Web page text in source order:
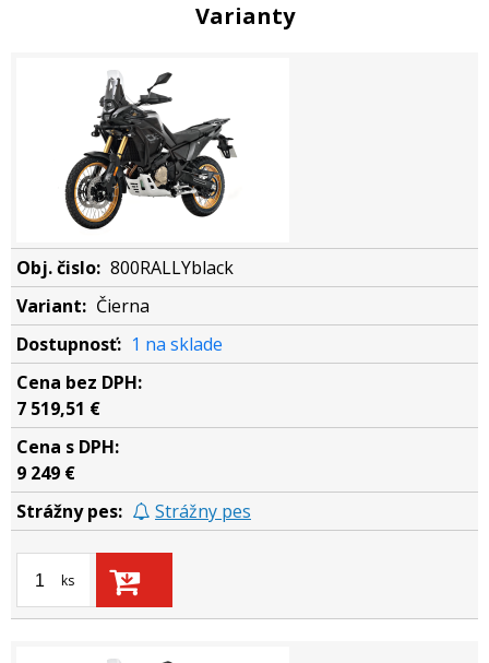
Varianty
800RALLYblack
Čierna
1 na sklade
7 519,51 €
9 249 €
Strážny pes
ks